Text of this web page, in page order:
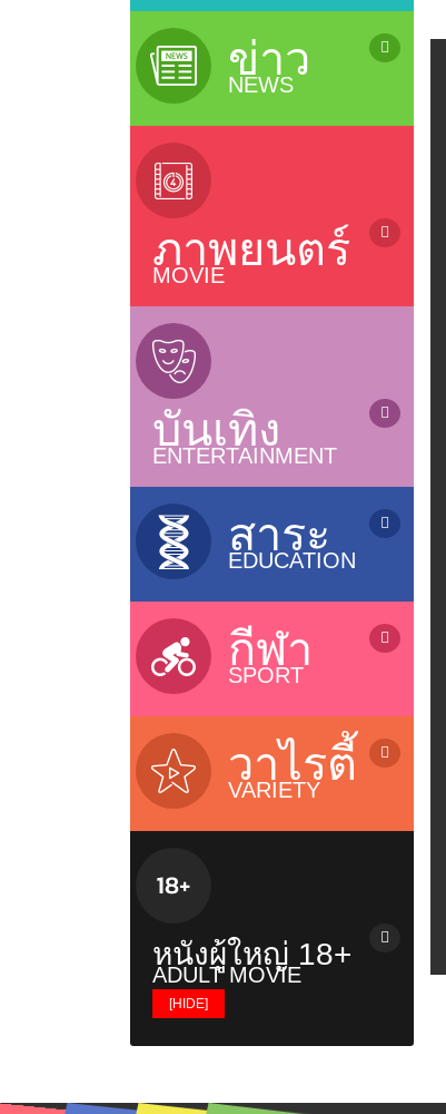
ซีรี่ย์เกาหลี (เสียงไทย) / Korean
Series
ซีรี่ย์ยูริ (ซีรี่ย์หญิงรักหญิง) / Lesbian
Serie
ละครไทยรีรัน (Rerun Thai Drama)
ซีรี่ย์ญี่ปุ่น / Japanese Series
ซีรี่ย์จีน (เสียงไทย) / Chinese Series
ละครไทย (อวสาน) / Thai Dramas
(ended)
(On air)
ซีรี่ส์วาย / Boys Love Series
ซีรี่ย์ฝรั่ง / US Series
ซีรี่ย์เกาหลี (ซับไทย) / Korean Series
(sub thai)
ซีรี่ย์อินเดีย / Indian Series
ซีรี่ย์ฟิลิปปินส์ / Filipino Series
ซิทคอม / Sitcom
ข่าว
NEWS
ข่าว / News
ข่าวบันเทิง / Entertainment News
ภาพยนตร์
MOVIE
ภาพยนตร์ไทย / Thai Movies
ภาพยนตร์แอนนิเมชั่น / Animation
หนังไทยใหม่ / New Thai Movies
ภาพยนตร์เกาหลี / Korean Movies
ภาพยนตร์จีน / Chinese Movies
หนังดังช่อง 3, 7, 9, One
ภาพยนตร์อินเดีย / Indian Movies
ภาพยนตร์ญี่ปุ่น / Japanese Movies
ภาพยนตร์ฝรั่ง / Movies
แกะกล่องหนังไทย / Old Thai Movies
ภาพยนตร์ฝรั่งใหม่
บันเทิง
ENTERTAINMENT
การ์ตูน / Cartoons
เกมส์โชว์ / Game Shows
รายการเพลง&คอนเสิร์ต /
Music&Concert
รายการตลกขำขัน / Comedy Shows
ลิเก / Musical Folk Drama
สาระ
EDUCATION
รายการสารคดี / Documentary
บ้านและเทคโนโลยี / Home &
Technology
รายการสุขภาพ / Health Variety
รายการธรรมะ / Dhamma
รายการเด็ก / Kids Programs
รายการส่งเสริมความรู้ / Knowledge
กีฬา
SPORT
รายการกีฬา / Sports
โอลิมปิก 2024 / Olympic 2024
Riyadh World Combat Games
บอลทีมชาติไทย / Thailand Team
เอฟ เอ คัพ / FA Cup
ไทยพรีเมียร์ลีก / Thai Premier
บอลถ้วย+บอลกระชับมิตร+บอลอื่นๆ
ยูโร / EURO
พรีเมียร์ลีก / Premier League
วาไรตี้
VARIETY
เรียลลิตี้โชว์ / Reality & Singing
ทอล์กโชว์ / Talk Shows
รายการอาหาร / Cooking Shows
รายการท่องเที่ยว / Travel Show
รายการวันหยุดพิเศษ / Holiday
Shows
เรื่องวิญญาณและสิ่งลี้ลับ / Mysteries
รายการเกาหลี / Korean Show
หนังผู้ใหญ่ 18+
ADULT MOVIE
[HIDE]
หนังผู้ใหญ่ญี่ปุ่น
หนังผู้ใหญ่ไทย